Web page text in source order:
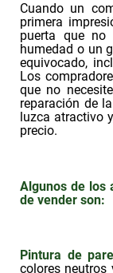
Cuando un
primera
puerta que no
humedad o un
equivocado,
Los
que no
reparación de
luzca atractivo
precio.
Algunos de los
de vender son:
Pintura de
colores neutros